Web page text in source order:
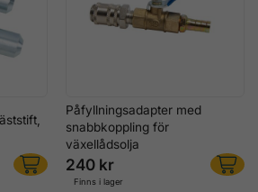
Påfyllningsadapter med
snabbkoppling för
växellådsolja
240 kr
Finns i lager